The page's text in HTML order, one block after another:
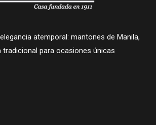
atemporal: mantones de Manila,
tradicional para ocasiones únicas